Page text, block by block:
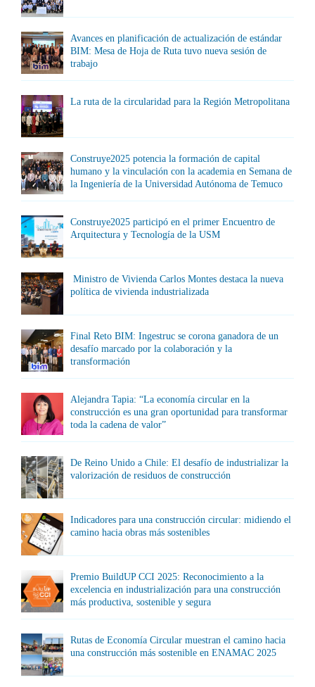
Avances en planificación de actualización de estándar
BIM: Mesa de Hoja de Ruta tuvo nueva sesión de
trabajo
La ruta de la circularidad para la Región Metropolitana
Construye2025 potencia la formación de capital
humano y la vinculación con la academia en Semana de
la Ingeniería de la Universidad Autónoma de Temuco
Construye2025 participó en el primer Encuentro de
Arquitectura y Tecnología de la USM
Ministro de Vivienda Carlos Montes destaca la nueva
política de vivienda industrializada
Final Reto BIM: Ingestruc se corona ganadora de un
desafío marcado por la colaboración y la
transformación
Alejandra Tapia: “La economía circular en la
construcción es una gran oportunidad para transformar
toda la cadena de valor”
De Reino Unido a Chile: El desafío de industrializar la
valorización de residuos de construcción
Indicadores para una construcción circular: midiendo el
camino hacia obras más sostenibles
Premio BuildUP CCI 2025: Reconocimiento a la
excelencia en industrialización para una construcción
más productiva, sostenible y segura
Rutas de Economía Circular muestran el camino hacia
una construcción más sostenible en ENAMAC 2025